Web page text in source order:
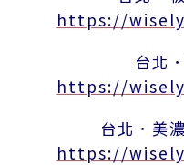
https://
台北
https://
台北．美
https://